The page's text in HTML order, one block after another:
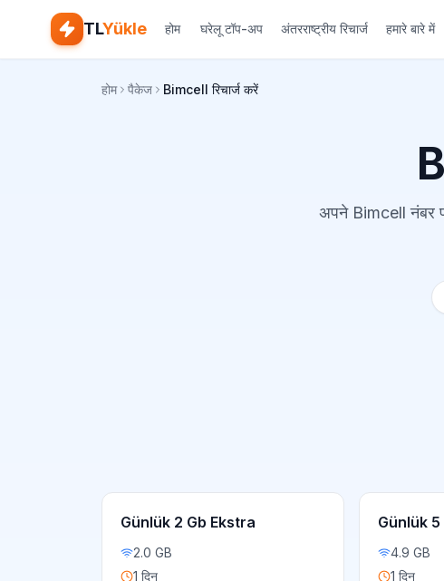
TLYükle होम घरेलू टॉप-अप अंतरराष्ट्रीय रिचार्ज हमारे बारे में
होम पैकेज Bimcell रिचार्ज करें
अपने Bimcell नंबर
Günlük 2 Gb Ekstra
2.0 GB
1 दिन
Günlük
4.9 GB
1 दिन